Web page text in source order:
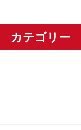
価格を考える勉強
予約制 売り込み
向けた勉強会で
カテゴリー